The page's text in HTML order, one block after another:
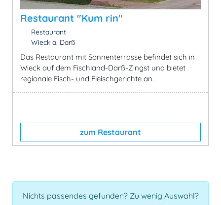
Restaurant "Kum rin"
Restaurant
Wieck a. Darß
Das Restaurant mit Sonnenterrasse befindet sich in
Wieck auf dem Fischland-Darß-Zingst und bietet
regionale Fisch- und Fleischgerichte an.
zum Restaurant
Nichts passendes gefunden? Zu wenig Auswahl?